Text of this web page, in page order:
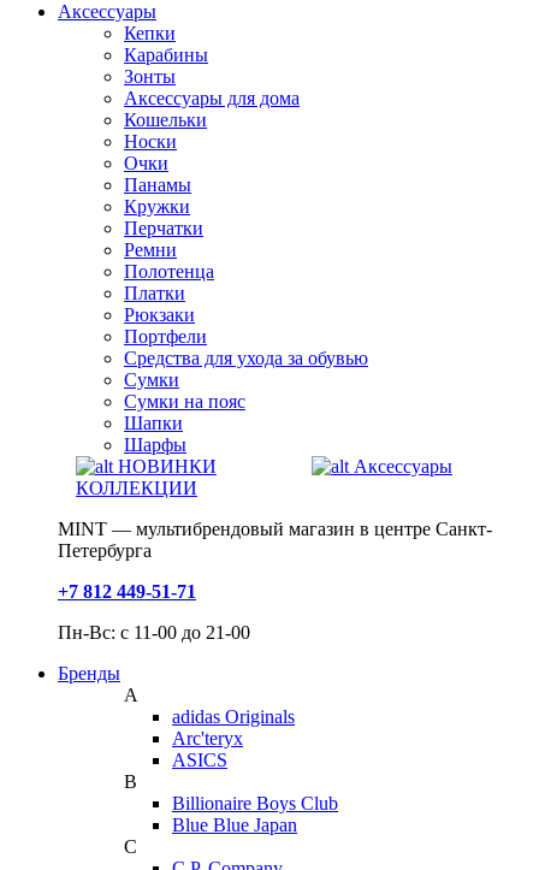
Аксессуары
Кепки
Карабины
Зонты
Аксессуары для дома
Кошельки
Носки
Очки
Панамы
Кружки
Перчатки
Ремни
Полотенца
Платки
Рюкзаки
Портфели
Средства для ухода за обувью
Сумки
Сумки на пояс
Шапки
Шарфы
НОВИНКИ
КОЛЛЕКЦИИ
Аксессуары
MINT — мультибрендовый магазин в центре Санкт-
Петербурга
+7 812 449-51-71
Пн-Вс: с 11-00 до 21-00
Бренды
A
adidas Originals
Arc'teryx
ASICS
B
Billionaire Boys Club
Blue Blue Japan
C